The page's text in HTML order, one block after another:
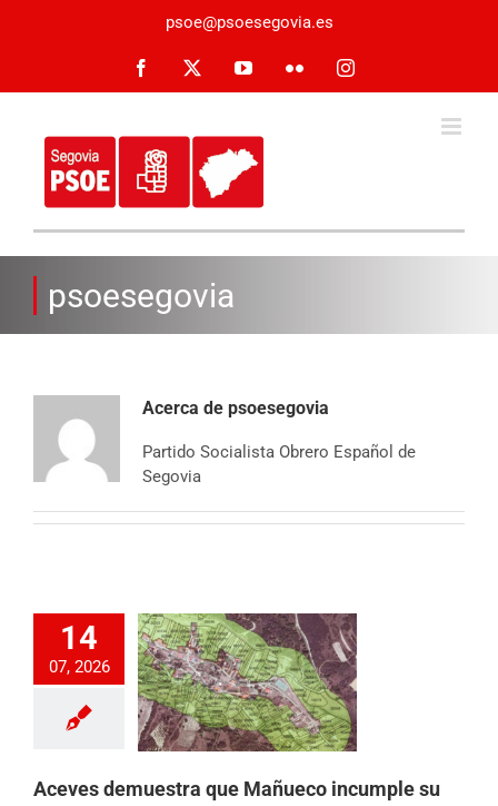
psoe@psoesegovia.es
Facebook YouTubeFlickr Instagram
psoesegovia
Acerca de psoesegovia
Partido Socialista Obrero Español de
Segovia
14
07, 2026
demuestra que
incumple su
seguridad en las
“Fue otra foto
Provincial
Aceves demuestra que Mañueco incumple su